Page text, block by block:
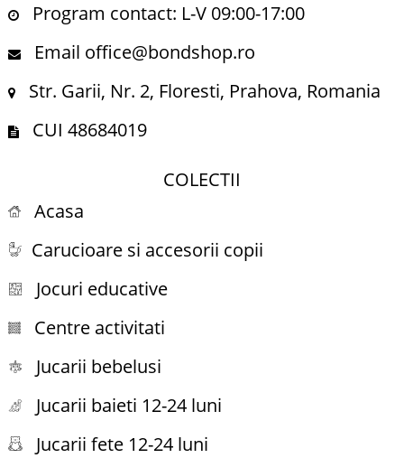
Program contact: L-V 09:00-17:00
Email office@bondshop.ro
Str. Garii, Nr. 2, Floresti, Prahova, Romania
CUI 48684019
COLECTII
Acasa
Carucioare si accesorii copii
Jocuri educative
Centre activitati
Jucarii bebelusi
Jucarii baieti 12-24 luni
Jucarii fete 12-24 luni